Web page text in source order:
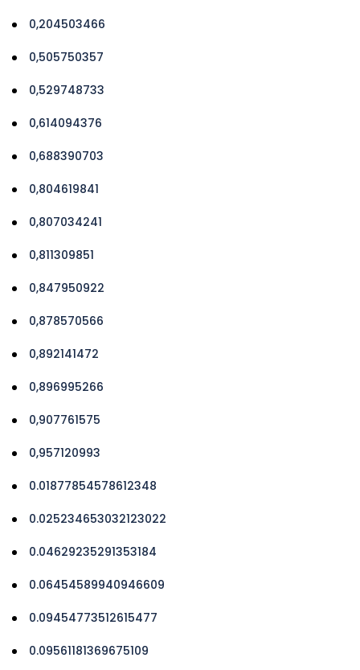
0,204503466
0,505750357
0,529748733
0,614094376
0,688390703
0,804619841
0,807034241
0,811309851
0,847950922
0,878570566
0,892141472
0,896995266
0,907761575
0,957120993
0.01877854578612348
0.025234653032123022
0.04629235291353184
0.06454589940946609
0.09454773512615477
0.09561181369675109